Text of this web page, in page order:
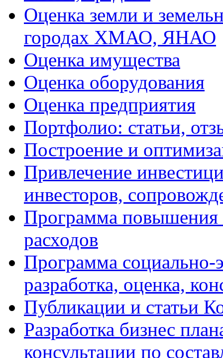
Оценка земли и
городах ХМАО, ЯНАО
Оценка имущества
Оценка оборудования
Оценка предприятия
Портфолио: статьи,
Построение и
Привлечение
инвесторов,
Программа
расходов
Программа социально-
разработка, оценка,
Публикации и статьи
Разработка бизнес
консультации по